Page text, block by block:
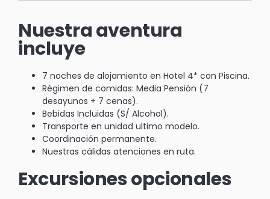
Nuestra aventura
incluye
7 noches de alojamiento en Hotel 4* con Piscina.
Régimen de comidas: Media Pensión (7
desayunos + 7 cenas).
Bebidas Incluidas (S/ Alcohol).
Transporte en unidad ultimo modelo.
Coordinación permanente.
Nuestras cálidas atenciones en ruta.
Excursiones opcionales